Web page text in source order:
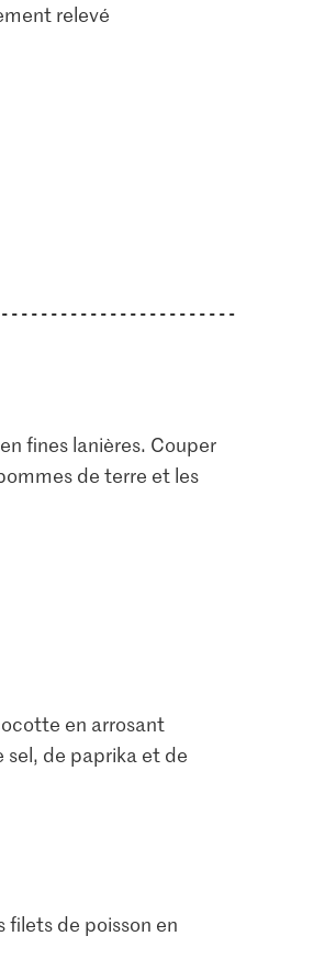
relevé
fines lanières. Couper
de terre et les
en arrosant
sel, de paprika et de
de poisson en